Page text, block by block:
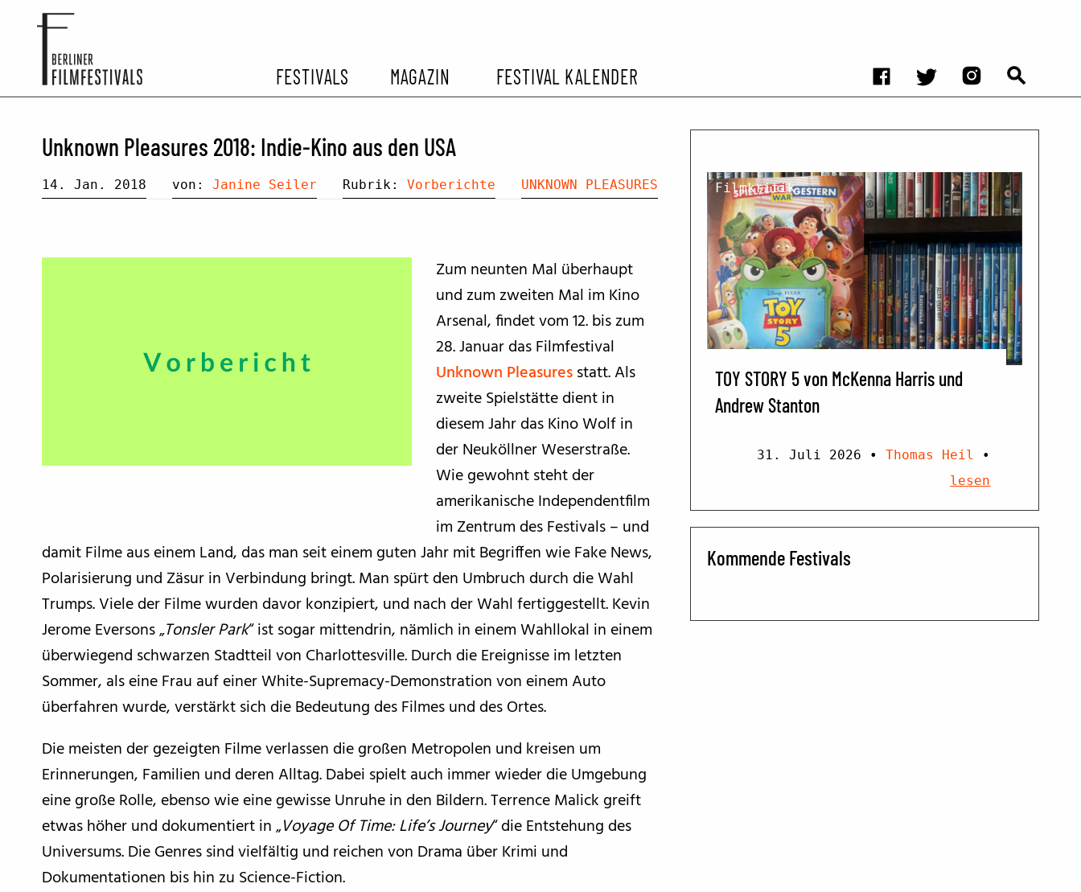
FESTIVALS
ARCHIV EHEMALIGER FILMFESTIVALS
MAGAZIN
FESTIVALBERICHTE
FILMKRITIKEN
FILM- UND SERIEN-TIPPS
BFF ON THE ROAD
FESTIVAL KALENDER
Unknown Pleasures 2018: Indie-Kino aus den USA
14. Jan. 2018 von: Janine Seiler Rubrik: Vorberichte UNKNOWN PLEASURES
Zum neunten Mal überhaupt
und zum zweiten Mal im Kino
Arsenal, findet vom 12. bis zum
28. Januar das Filmfestival
Unknown Pleasuresstatt. Als
zweite Spielstätte dient in
diesem Jahr das Kino Wolf in
der Neuköllner Weserstraße.
Wie gewohnt steht der
amerikanische Independentfilm
im Zentrum des Festivals – und
damit Filme aus einem Land, das man seit einem guten Jahr mit Begriffen wie Fake News,
Polarisierung und Zäsur in Verbindung bringt. Man spürt den Umbruch durch die Wahl
Trumps. Viele der Filme wurden davor konzipiert, und nach der Wahl fertiggestellt. Kevin
Jerome Eversons „Tonsler Park“ ist sogar mittendrin, nämlich in einem Wahllokal in einem
überwiegend schwarzen Stadtteil von Charlottesville. Durch die Ereignisse im letzten
Sommer, als eine Frau auf einer White-Supremacy-Demonstration von einem Auto
überfahren wurde, verstärkt sich die Bedeutung des Filmes und des Ortes.
Die meisten der gezeigten Filme verlassen die großen Metropolen und kreisen um
Erinnerungen, Familien und deren Alltag. Dabei spielt auch immer wieder die Umgebung
eine große Rolle, ebenso wie eine gewisse Unruhe in den Bildern. Terrence Malick greift
etwas höher und dokumentiert in „Voyage Of Time: Life’s Journey“ die Entstehung des
Universums. Die Genres sind vielfältig und reichen von Drama über Krimi und
Dokumentationen bis hin zu Science-Fiction.
Filmkritik
TOY STORY 5 von McKenna Harris und
Andrew Stanton
31. Juli 2026 • Thomas Heil
•
lesen
Kommende Festivals